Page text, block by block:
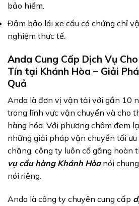
bảo hiểm.
Đảm bảo lái xe cẩu có chứng chỉ
nghiệm thực tế.
Anda Cung Cấp Dịch Vụ
Tín tại Khánh Hòa – Giải
Quả
Anda là đơn vị vận tải với gần 10
trong lĩnh vực vận chuyển và cho
hàng hóa. Với phương châm đem
những giải pháp vận chuyển tối
chăng, công ty luôn cố gắng hoàn
vụ cẩu hàng Khánh Hòa nói
nói riêng.
Anda là công ty chuyên cung cấp